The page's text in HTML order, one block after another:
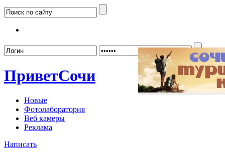
ПриветСочи
Новые
Фотолаборатория
Веб камеры
Реклама
Написать